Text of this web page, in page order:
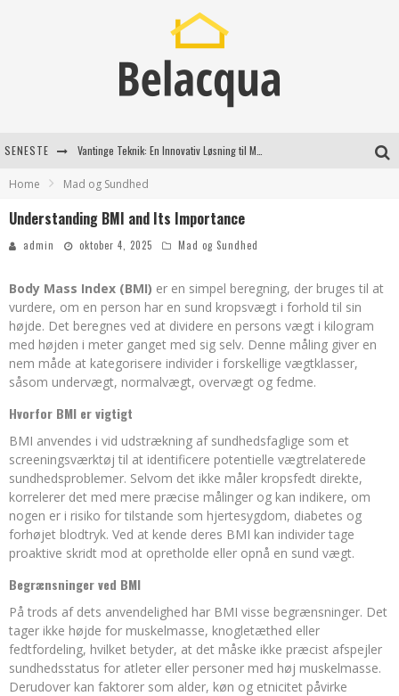
SENESTE
Effektiv rydning af dødsbo i Gentofte
Home Mad og Sundhed
Understanding BMI and Its Importance
admin oktober 4, 2025 Mad og Sundhed
Body Mass Index (BMI) er en simpel beregning, der bruges til at
vurdere, om en person har en sund kropsvægt i forhold til sin
højde. Det beregnes ved at dividere en persons vægt i kilogram
med højden i meter ganget med sig selv. Denne måling giver en
nem måde at kategorisere individer i forskellige vægtklasser,
såsom undervægt, normalvægt, overvægt og fedme.
Hvorfor BMI er vigtigt
BMI anvendes i vid udstrækning af sundhedsfaglige som et
screeningsværktøj til at identificere potentielle vægtrelaterede
sundhedsproblemer. Selvom det ikke måler kropsfedt direkte,
korrelerer det med mere præcise målinger og kan indikere, om
nogen er i risiko for tilstande som hjertesygdom, diabetes og
forhøjet blodtryk. Ved at kende deres BMI kan individer tage
proaktive skridt mod at opretholde eller opnå en sund vægt.
Begrænsninger ved BMI
På trods af dets anvendelighed har BMI visse begrænsninger. Det
tager ikke højde for muskelmasse, knogletæthed eller
fedtfordeling, hvilket betyder, at det måske ikke præcist afspejler
sundhedsstatus for atleter eller personer med høj muskelmasse.
Derudover kan faktorer som alder, køn og etnicitet påvirke